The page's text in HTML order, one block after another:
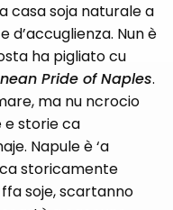
casa soja naturale a
d’accuglienza. Nun è
ha pigliato cu
Pride of Naples.
ma nu ncrocio
e storie ca
Napule è ‘a
storicamente
ffa soje, scartanno